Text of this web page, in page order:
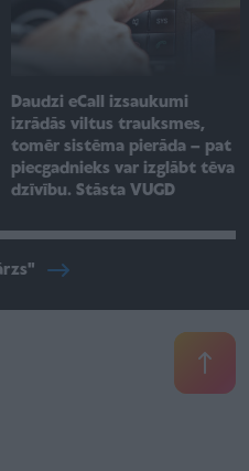
Daudzi eCall izsaukumi
izrādās viltus trauksmes,
tomēr sistēma pierāda – pat
piecgadnieks var izglābt tēva
dzīvību. Stāsta VUGD